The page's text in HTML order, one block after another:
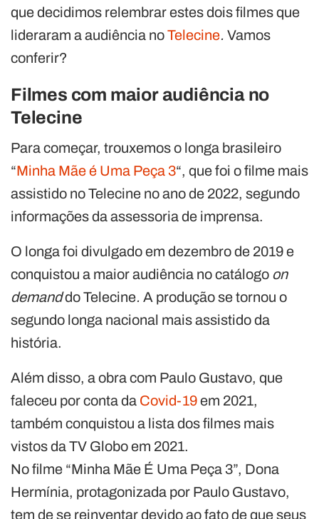
que decidimos relembrar estes dois filmes que
lideraram a audiência noTelecine. Vamos
conferir?
Filmes com maior audiência no
Telecine
Para começar, trouxemos o longa brasileiro
“Minha Mãe é Uma Peça 3“, que foi o filme mais
assistido no Telecine no ano de 2022, segundo
informações da assessoria de imprensa.
O longa foi divulgado em dezembro de 2019 e
conquistou a maior audiência no catálogo on
demanddo Telecine. A produção se tornou o
segundo longa nacional mais assistido da
história.
Além disso, a obra com Paulo Gustavo, que
faleceu por conta da Covid-19em 2021,
também conquistou a lista dos filmes mais
vistos da TV Globo em 2021.
No filme “Minha Mãe É Uma Peça 3”, Dona
Hermínia, protagonizada por Paulo Gustavo,
tem de se reinventar devido ao fato de que seus